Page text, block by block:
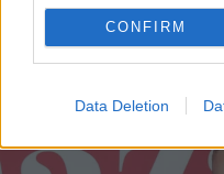
CONFIRM
Data Deletion
1968-as
aminek premierjére
érkezett.